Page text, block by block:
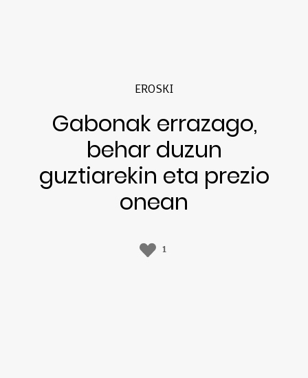
EROSKI
Gabonak errazago,
behar duzun
guztiarekin eta prezio
onean
1